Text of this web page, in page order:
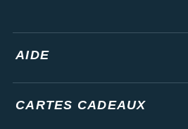
AIDE
CARTES CADEAUX